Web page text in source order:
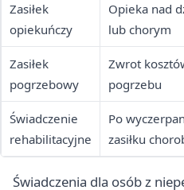
Zasiłek
opiekuńczy
Opieka nad
lub chorym
Zasiłek
pogrzebowy
Zwrot
pogrzebu
Świadczenie
rehabilitacyjne
Po
zasiłku
Świadczenia dla osób z